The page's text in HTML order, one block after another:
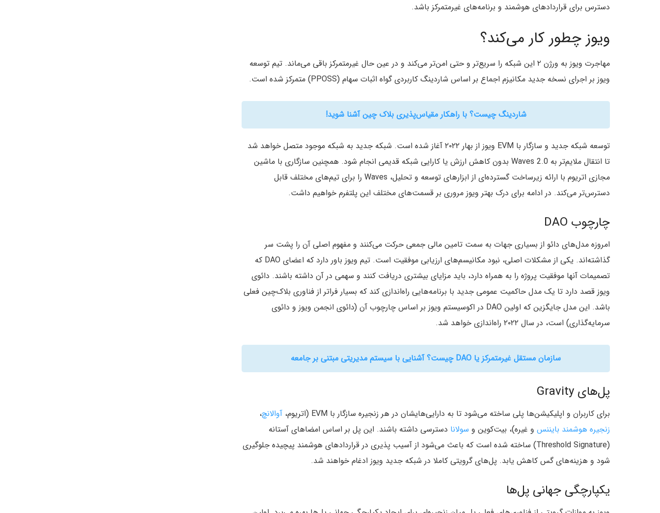
دسترس برای قراردادهای هوشمند و برنامه‌های غیرمتمرکز باشد.
ویوز چطور کار می‌کند؟
مهاجرت ویوز به ورژن ۲ این شبکه را سریع‌تر و حتی امن‌تر می‌کند و در عین حال غیرمتمرکز باقی می‌ماند. تیم توسعه
ویوز بر اجرای نسخه جدید مکانیزم اجماع بر اساس شاردینگ کاربردی گواه اثبات سهام (PPOSS) متمرکز شده است.
شاردینگ چیست؟ با راهکار مقیاس‌پذیری بلاک چین آشنا شوید!
توسعه شبکه جدید و سازگار با EVM ویوز از بهار ۲۰۲۲ آغاز شده است. شبکه جدید به شبکه موجود متصل خواهد شد
تا انتقال ملایم‌تر به Waves 2.0 بدون کاهش ارزش یا کارایی شبکه قدیمی انجام شود. همچنین سازگاری با ماشین
مجازی اتریوم با ارائه زیرساخت گسترده‌ای از ابزارهای توسعه و تحلیل، Waves را برای تیم‌های مختلف قابل
دسترس‌تر می‌کند. در ادامه برای درک بهتر ویوز مروری بر قسمت‌های مختلف این پلتفرم خواهیم داشت.
چارچوب DAO
امروزه مدل‌های دائو از بسیاری جهات به سمت تامین مالی جمعی حرکت می‌کنند و مفهوم اصلی آن را پشت سر
گذاشته‌اند. یکی از مشکلات اصلی، نبود مکانیسم‌های ارزیابی موفقیت است. تیم ویوز باور دارد که اعضای DAO که
تصمیمات آنها موفقیت پروژه را به همراه دارد، باید مزایای بیشتری دریافت کنند و سهمی در آن داشته باشند. دائوی
ویوز قصد دارد تا یک مدل حاکمیت عمومی جدید با برنامه‌هایی راه‌اندازی کند که بسیار فراتر از فناوری بلاک‌چین فعلی
باشد. این مدل جایگزین که اولین DAO در اکوسیستم ویوز بر اساس چارچوب آن (دائوی انجمن ویوز و دائوی
سرمایه‌گذاری) است، در سال ۲۰۲۲ راه‌اندازی خواهد شد.
سازمان مستقل غیرمتمرکز یا DAO چیست؟ آشنایی با سیستم مدیریتی مبتنی بر جامعه
پل‌های Gravity
برای کاربران و اپلیکیشن‌ها پلی ساخته می‌شود تا به دارایی‌هایشان در هر زنجیره سازگار با EVM (اتریوم، آوالانچ،
زنجیره هوشمند بایننس و غیره)، بیت‌کوین و سولانا دسترسی داشته باشند. این پل بر اساس امضاهای آستانه
(Threshold Signature) ساخته شده است که باعث می‌شود از آسیب پذیری در قراردادهای هوشمند پیچیده جلوگیری
شود و هزینه‌های گس کاهش یابد. پل‌های گرویتی کاملا در شبکه جدید ویوز ادغام خواهند شد.
یکپارچگی جهانی پل‌ها